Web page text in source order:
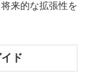
来的な拡張性を
ド